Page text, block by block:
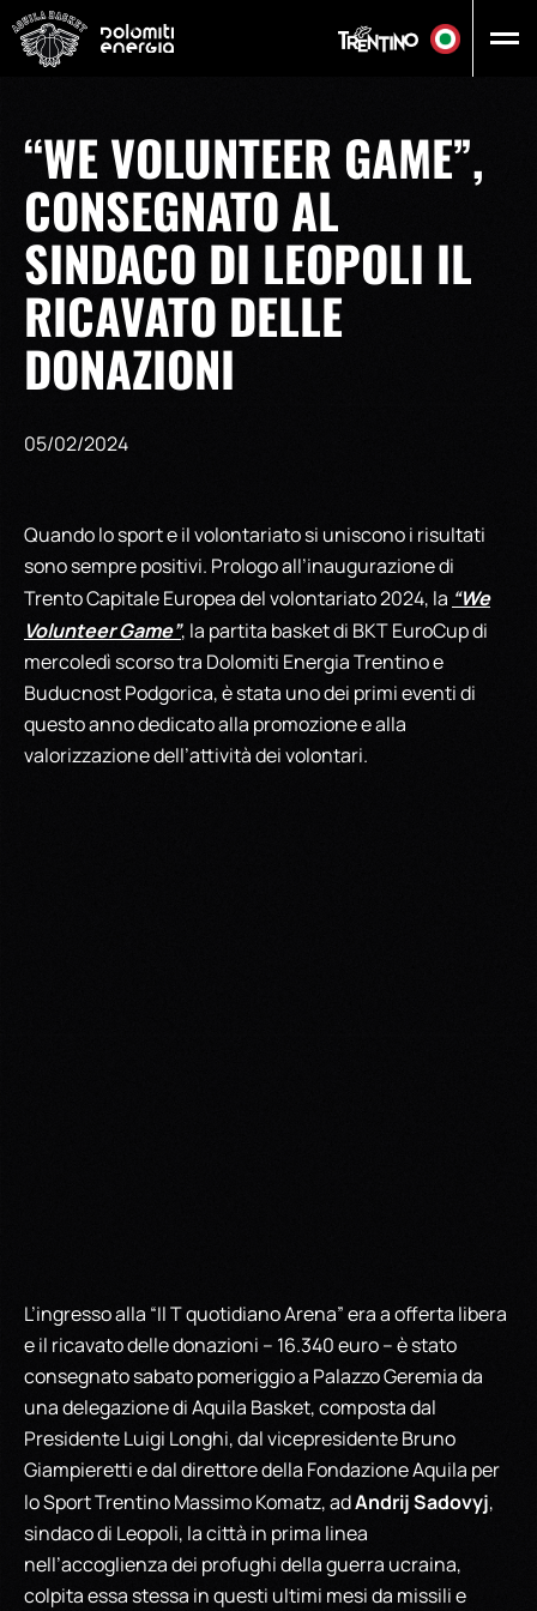
“WE VOLUNTEER GAME”,
CONSEGNATO AL
SINDACO DI LEOPOLI IL
RICAVATO DELLE
DONAZIONI
05/02/2024
Quando lo sport e il volontariato si uniscono i risultati
sono sempre positivi. Prologo all’inaugurazione di
Trento Capitale Europea del volontariato 2024, la “We
Volunteer Game”, la partita basket di BKT EuroCup di
mercoledì scorso tra Dolomiti Energia Trentino e
Buducnost Podgorica, è stata uno dei primi eventi di
questo anno dedicato alla promozione e alla
valorizzazione dell’attività dei volontari.
L’ingresso alla “Il T quotidiano Arena” era a offerta libera
e il ricavato delle donazioni – 16.340 euro – è stato
consegnato sabato pomeriggio a Palazzo Geremia da
una delegazione di Aquila Basket, composta dal
Presidente Luigi Longhi, dal vicepresidente Bruno
Giampieretti e dal direttore della Fondazione Aquila per
lo Sport Trentino Massimo Komatz, adAndrij Sadovyj,
sindaco di Leopoli, la città in prima linea
nell’accoglienza dei profughi della guerra ucraina,
colpita essa stessa in questi ultimi mesi da missili e